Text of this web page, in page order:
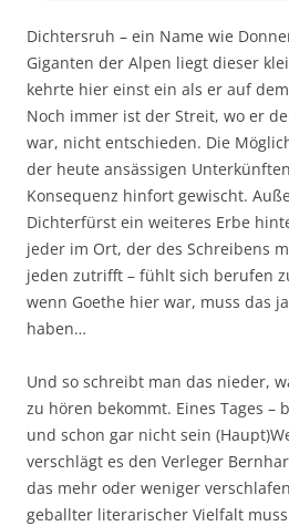
Dichtersruh – ein Name wie
Giganten der Alpen liegt dieser
kehrte hier einst ein als er auf
Noch immer ist der Streit, wo er
war, nicht entschieden. Die
der heute ansässigen
Konsequenz hinfort gewischt.
Dichterfürst ein weiteres Erbe
jeder im Ort, der des Schreibens
jeden zutrifft – fühlt sich berufen
wenn Goethe hier war, muss das
haben…
Und so schreibt man das nieder,
zu hören bekommt. Eines Tages –
und schon gar nicht sein
verschlägt es den Verleger
das mehr oder weniger
geballter literarischer Vielfalt